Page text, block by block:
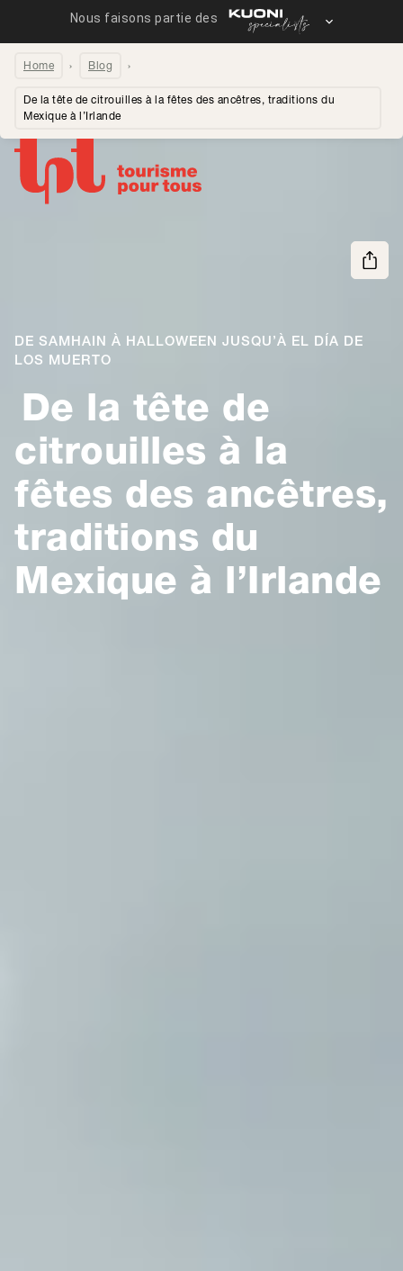
Home Blog
De la tête de citrouilles à la fêtes des ancêtres, traditions du
Mexique à l’Irlande
De la tête de
citrouilles à la
fêtes des ancêtres,
traditions du
Mexique à l’Irlande
DE SAMHAIN À HALLOWEEN JUSQU’À EL DÍA DE
LOS MUERTO